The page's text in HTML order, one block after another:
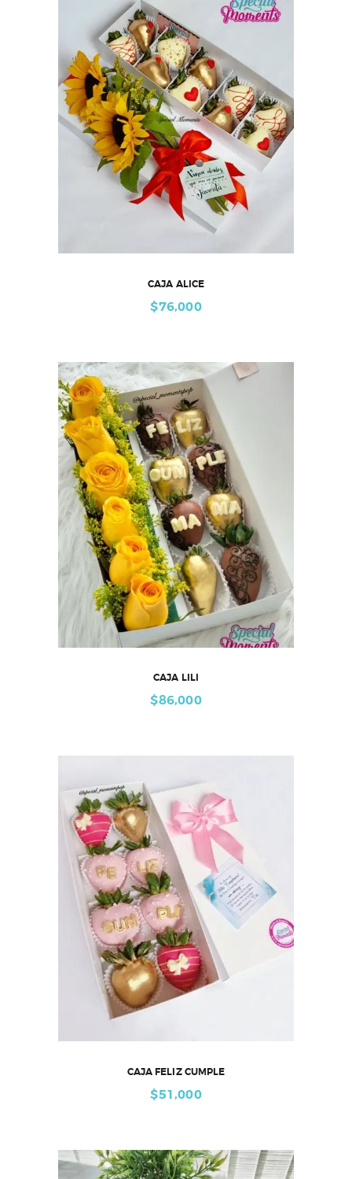
CAJA ALICE
$76,000
CAJA LILI
$86,000
CAJA FELIZ CUMPLE
$51,000